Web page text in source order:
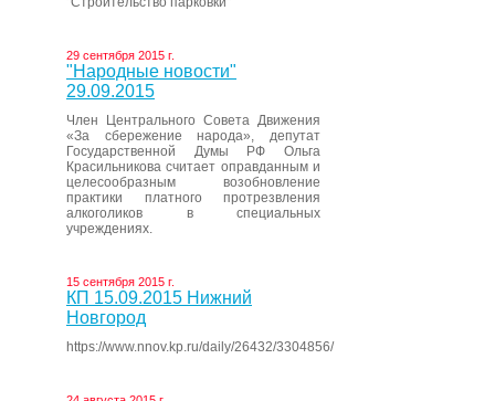
29 сентября 2015 г.
"Народные новости"
29.09.2015
Член Центрального Совета Движения
«За сбережение народа», депутат
Государственной Думы РФ Ольга
Красильникова считает оправданным и
целесообразным возобновление
практики платного протрезвления
алкоголиков в специальных
учреждениях.
15 сентября 2015 г.
КП 15.09.2015 Нижний
Новгород
https://www.nnov.kp.ru/daily/26432/3304856/